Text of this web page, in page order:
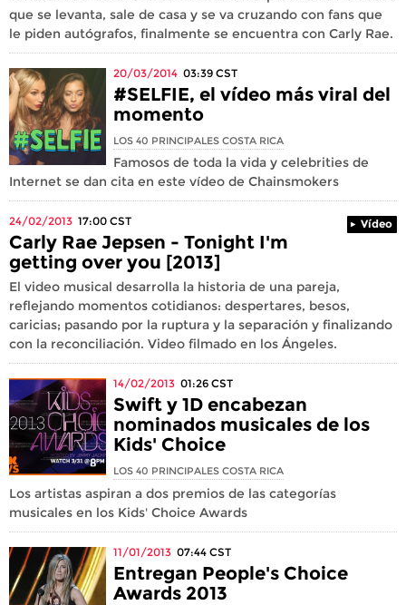
que se levanta, sale de casa y se va cruzando con fans que
le piden autógrafos, finalmente se encuentra con Carly Rae.
20/03/2014 03:39 CST
#SELFIE, el vídeo más viral del
momento
LOS 40 PRINCIPALES COSTA RICA
Famosos de toda la vida y celebrities de
Internet se dan cita en este vídeo de Chainsmokers
24/02/2013 17:00 CST Vídeo
Carly Rae Jepsen - Tonight I'm
getting over you [2013]
El video musical desarrolla la historia de una pareja,
reflejando momentos cotidianos: despertares, besos,
caricias; pasando por la ruptura y la separación y finalizando
con la reconciliación. Video filmado en los Ángeles.
14/02/2013 01:26 CST
Swift y 1D encabezan
nominados musicales de los
Kids' Choice
LOS 40 PRINCIPALES COSTA RICA
Los artistas aspiran a dos premios de las categorías
musicales en los Kids' Choice Awards
11/01/2013 07:44 CST
Entregan People's Choice
Awards 2013